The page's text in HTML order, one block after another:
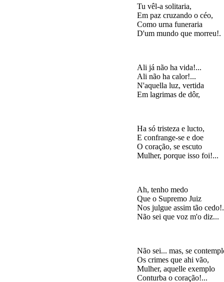
Tu vêl-a solitaria,
Em paz cruzando o céo,
Como urna funeraria
Ali já não ha vida!...
Ali não ha calor!...
N'aquella luz, vertida
Ha só tristeza e lucto,
E confrange-se e doe
O coração, se escuto
Ah, tenho medo
Que o Supremo Juiz
Nos julgue assim tão
Não sei... mas, se
Os crimes que ahi vão,
Mulher, aquelle exemplo